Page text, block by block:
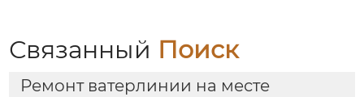
Связанный Поиск
Ремонт ватерлинии на месте